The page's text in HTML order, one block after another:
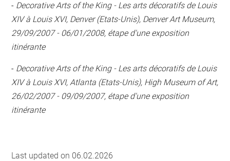
- Decorative Arts of the King - Les arts décoratifs de Louis
XIV à Louis XVI, Denver (Etats-Unis), Denver Art Museum,
29/09/2007 - 06/01/2008, étape d'une exposition
itinérante
- Decorative Arts of the King - Les arts décoratifs de Louis
XIV à Louis XVI, Atlanta (Etats-Unis), High Museum of Art,
26/02/2007 - 09/09/2007, étape d'une exposition
itinérante
Last updated on 06.02.2026